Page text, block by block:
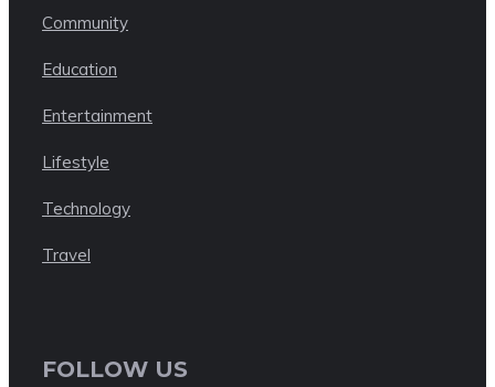
Community
Education
Entertainment
Lifestyle
Technology
Travel
FOLLOW US